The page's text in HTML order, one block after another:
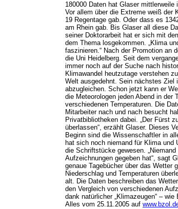
180000 Daten hat Glaser
Vor allem über die Extreme weiß der
19 Regentage gab. Oder dass es
am Rhein gab. Bis Glaser all diese
seiner Doktorarbeit hat er sich mit
dem Thema losgekommen. „Klima
faszinieren.“ Nach der Promotion an
die Uni Heidelberg. Seit dem
immer noch auf der Suche nach
Klimawandel heutzutage verstehen
Welt ausgedehnt. Sein nächstes Ziel
abzugleichen. Schon jetzt kann er
die Meteorologen jeden Abend in der
verschiedenen Temperaturen. Die
Mitarbeiter nach und nach besucht
Privatbibliotheken dabei. „Der Fürst
überlassen“, erzählt Glaser. Dieses
Beginn sind die Wissenschaftler in
hat sich noch niemand für Klima und
die Schriftstücke gewesen.
Aufzeichnungen gegeben hat“, sagt
genaue Tagebücher über das Wetter
Niederschlag und Temperaturen
alt. Die Daten beschreiben das
den Vergleich von verschiedenen
dank natürlicher „Klimazeugen“ –
Alles vom 25.11.2005 auf